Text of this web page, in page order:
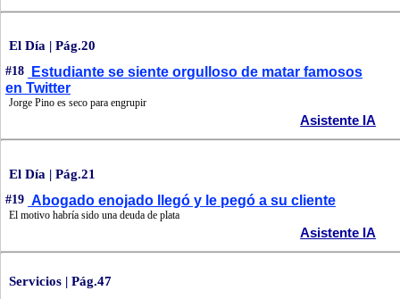
El Día | Pág.20
#18
Estudiante se siente orgulloso de matar famosos
en Twitter
Jorge Pino es seco para engrupir
Asistente IA
El Día | Pág.21
#19 Abogado enojado llegó y le pegó a su cliente
El motivo habría sido una deuda de plata
Asistente IA
Servicios | Pág.47